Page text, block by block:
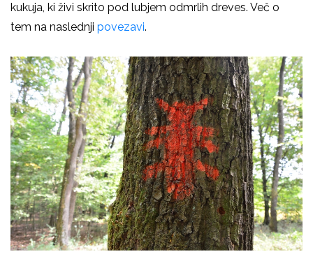
kukuja, ki živi skrito pod lubjem odmrlih dreves. Več o
tem na naslednji povezavi.